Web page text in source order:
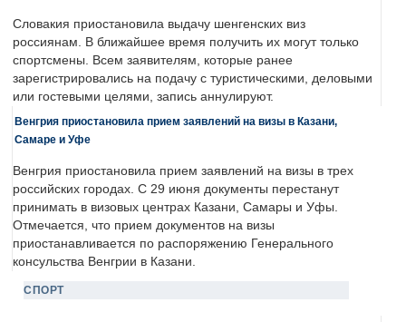
Словакия приостановила выдачу шенгенских виз
россиянам. В ближайшее время получить их могут только
спортсмены. Всем заявителям, которые ранее
зарегистрировались на подачу с туристическими, деловыми
или гостевыми целями, запись аннулируют.
Венгрия приостановила прием заявлений на визы в Казани,
Самаре и Уфе
Венгрия приостановила прием заявлений на визы в трех
российских городах. С 29 июня документы перестанут
принимать в визовых центрах Казани, Самары и Уфы.
Отмечается, что прием документов на визы
приостанавливается по распоряжению Генерального
консульства Венгрии в Казани.
СПОРТ